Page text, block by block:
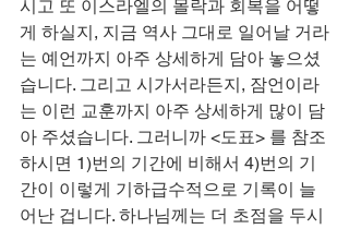
시고 또 이스라엘의 몰락과 회복을 어떻
게 하실지, 지금 역사 그대로 일어날 거라
는 예언까지 아주 상세하게 담아 놓으셨
습니다. 그리고 시가서라든지, 잠언이라
는 이런 교훈까지 아주 상세하게 많이 담
아 주셨습니다. 그러니까 <도표> 를 참조
하시면 1)번의 기간에 비해서 4)번의 기
간이 이렇게 기하급수적으로 기록이 늘
어난 겁니다. 하나님께는 더 초점을 두시